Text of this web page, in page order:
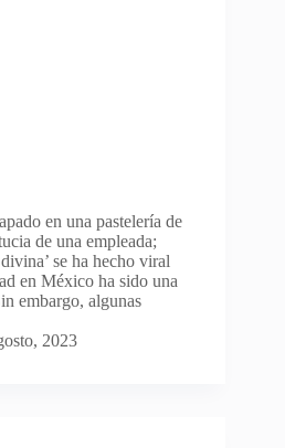
en una pastelería de
de una empleada;
se ha hecho viral
en México ha sido una
embargo, algunas
2023